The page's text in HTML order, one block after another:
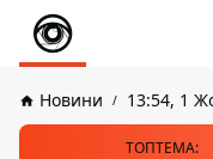
Новини 13:54, 1
ТОПТЕМА: